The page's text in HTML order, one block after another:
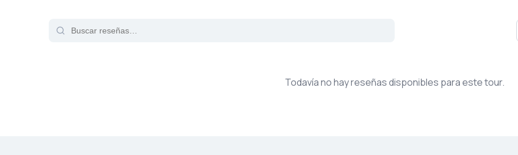
Todavía no hay reseñas disponibles para este tour.